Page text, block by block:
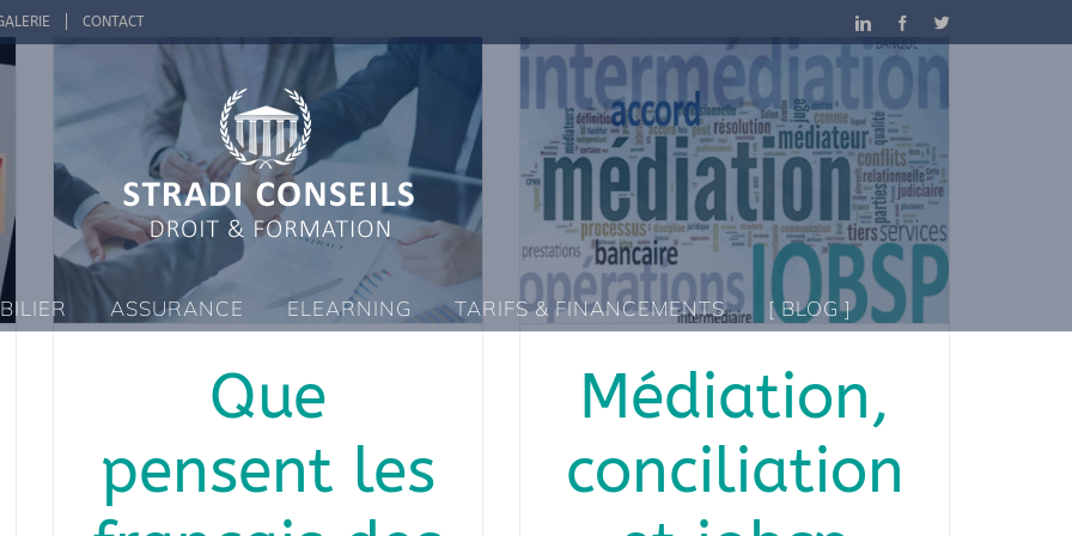
CONTACT LinkedInFacebookTwitter
ASSURANCE ELEARNING TARIFS & FINANCEMENTS [ BLOG ]
Que
pensent les
Médiation,
conciliation